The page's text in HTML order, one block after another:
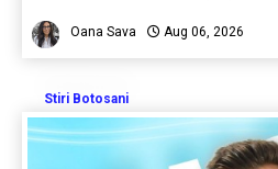
Oana Sava Aug 06, 2026
Stiri Botosani